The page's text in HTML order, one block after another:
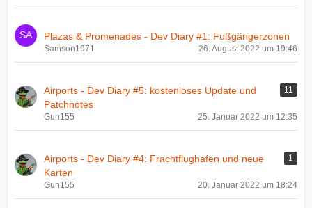
Plazas & Promenades - Dev Diary #1: Fußgängerzonen
Samson1971 26. August 2022 um 19:46
Airports - Dev Diary #5: kostenloses Update und
Patchnotes
11
Gun155 25. Januar 2022 um 12:35
Airports - Dev Diary #4: Frachtflughafen und neue
Karten
1
Gun155 20. Januar 2022 um 18:24